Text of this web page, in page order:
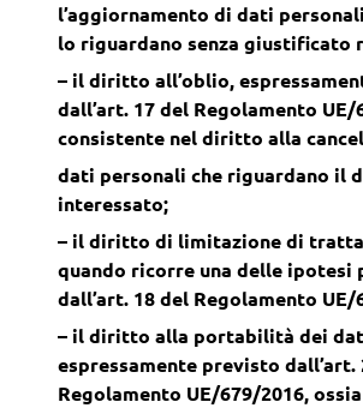
l’aggiornamento di dati
lo riguardano senza giustificato
– il diritto all’oblio,
dall’art. 17 del Regolamento UE/
consistente nel diritto alla
dati personali che riguardano il
interessato;
– il diritto di limitazione di
quando ricorre una delle ipotesi
dall’art. 18 del Regolamento UE/
– il diritto alla portabilità dei
espressamente previsto dall’art.
Regolamento UE/679/2016,